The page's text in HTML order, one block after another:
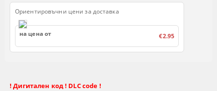
! Дигитален код ! DLC code !
Ориентировъчни цени за доставка
на цена от €2.95